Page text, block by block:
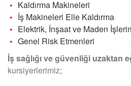
Kaldırma Makineleri
İş Makineleri Elle Kaldırma
Elektrik, İnşaat ve Maden
Genel Risk Etmenleri
İş sağlığı ve güvenliği uzaktan
kursiyerlerimiz;